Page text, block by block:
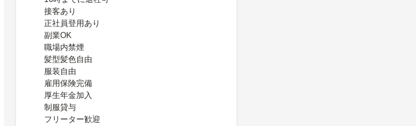
接客あり
正社員登用あり
副業OK
職場内禁煙
髪型髪色自由
服装自由
雇用保険完備
厚生年金加入
制服貸与
フリーター歓迎